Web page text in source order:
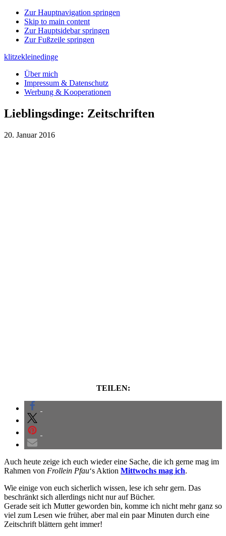
Zur Hauptnavigation springen
Skip to main content
Zur Hauptsidebar springen
Zur Fußzeile springen
klitzekleinedinge
Über mich
Impressum & Datenschutz
Werbung & Kooperationen
Lieblingsdinge: Zeitschriften
20. Januar 2016
TEILEN:
Auch heute zeige ich euch wieder eine Sache, die ich gerne mag im
Rahmen von Frollein Pfau‘s Aktion Mittwochs mag ich.
Wie einige von euch sicherlich wissen, lese ich sehr gern. Das
beschränkt sich allerdings nicht nur auf Bücher.
Gerade seit ich Mutter geworden bin, komme ich nicht mehr ganz so
viel zum Lesen wie früher, aber mal ein paar Minuten durch eine
Zeitschrift blättern geht immer!